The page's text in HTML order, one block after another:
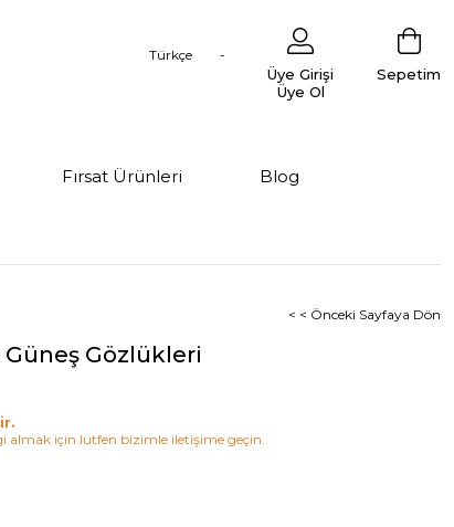
Türkçe
Sepetim
Üye Girişi
Üye Ol
Fırsat Ürünleri Blog
< < Önceki Sayfaya Dön
Gözlükleri
almak için lütfen bizimle iletişime geçin.